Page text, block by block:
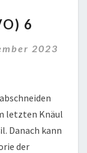
6
2023
letzten Knäul
Danach kann
der